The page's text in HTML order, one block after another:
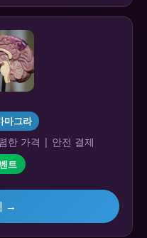
마그라
한 가격 | 안전 결제
트
→